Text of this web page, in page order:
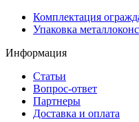
Комплектация
Упаковка
Информация
Статьи
Вопрос-ответ
Партнеры
Доставка и оплата